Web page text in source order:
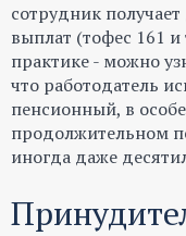
сотрудник
выплат (тофес 161
практике - можно
что работодатель
пенсионный, в
продолжительном
иногда даже